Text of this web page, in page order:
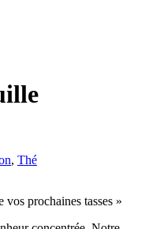
, Thé
vos prochaines tasses »